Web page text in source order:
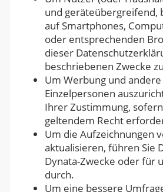
und geräteübergreifend,
auf Smartphones,
oder entsprechenden
dieser
beschriebenen Zwecke
Um Werbung und
Einzelpersonen
Ihrer Zustimmung,
geltendem Recht
Um die Aufzeichnungen
aktualisieren, führen Sie
Dynata-Zwecke oder für
durch.
Um eine bessere